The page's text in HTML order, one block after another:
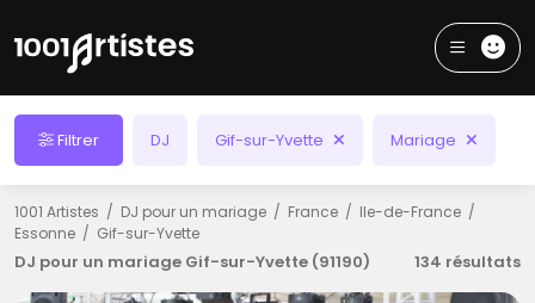
Filtrer DJ Gif-sur-Yvette Mariage
1001 Artistes DJ pour un mariage France
Ile-de-France
Essonne
Gif-sur-Yvette
DJ pour un mariage Gif-sur-Yvette (91190) 134 résultats